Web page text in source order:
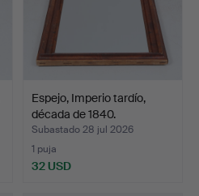
Espejo, Imperio tardío,
década de 1840.
Subastado 28 jul 2026
1 puja
32 USD